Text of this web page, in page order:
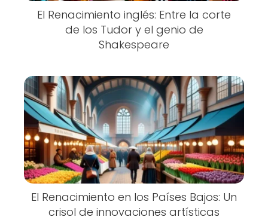
El Renacimiento inglés: Entre la corte
de los Tudor y el genio de
Shakespeare
El Renacimiento en los Países Bajos: Un
crisol de innovaciones artísticas